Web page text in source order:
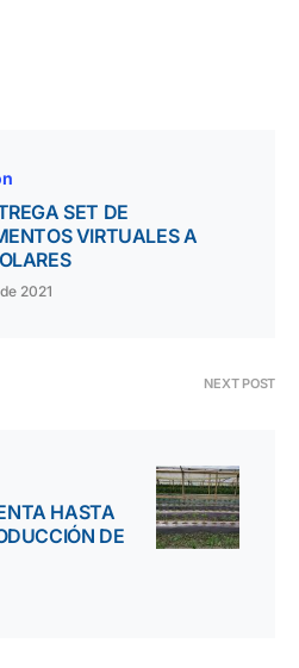
SET DE
VIRTUALES A
2021
NEXT POST
HASTA
DE